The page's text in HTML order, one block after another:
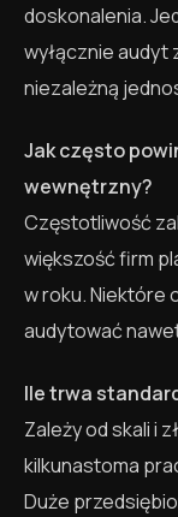
doskonalenia.
wyłącznie
niezależną
Jak często
wewnętrzny?
Częstotliwość
większość firm
w roku. Niektóre
audytować
Ile trwa
Zależy od skali i
kilkunastoma
Duże